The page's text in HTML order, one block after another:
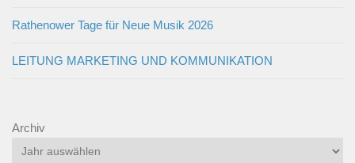
Rathenower Tage für Neue Musik 2026
LEITUNG MARKETING UND KOMMUNIKATION
Archiv